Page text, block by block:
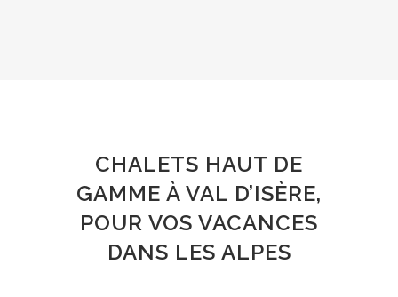
CHALETS HAUT DE
GAMME À VAL D’ISÈRE,
POUR VOS VACANCES
DANS LES ALPES